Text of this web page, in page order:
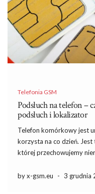
Telefonia GSM
Podsłuch na telefon –
podsłuch i lokalizator
Telefon komórkowy jest
korzysta na co dzień.
której przechowujemy
komórkowych innych
by x-gsm.eu - 3 grudnia